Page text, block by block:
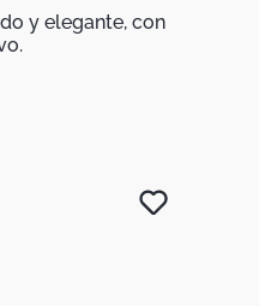
y elegante, con